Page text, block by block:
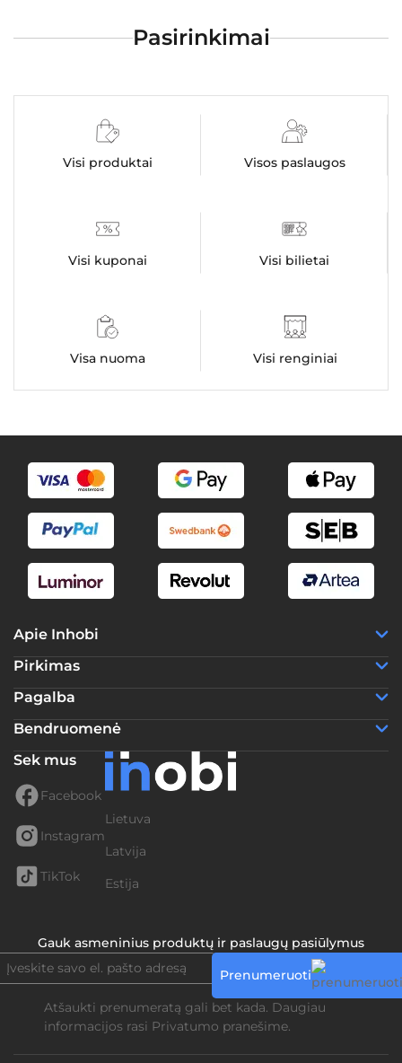
Pasirinkimai
Visi produktai Visos paslaugos
Visi kuponai Visi bilietai
Visa nuoma Visi renginiai
Apie Inhobi
Pirkimas
Pagalba
Bendruomenė
Sek mus
Facebook
Instagram
TikTok
Lietuva
Latvija
Estija
Gauk asmeninius produktų ir paslaugų pasiūlymus
Prenumeruoti
Atšaukti prenumeratą gali bet kada. Daugiau
informacijos rasi Privatumo pranešime.